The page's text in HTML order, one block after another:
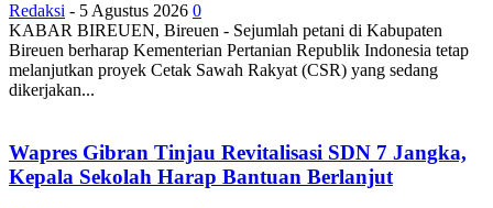
Redaksi - 5 Agustus 2026 0
KABAR BIREUEN, Bireuen - Sejumlah petani di Kabupaten
Bireuen berharap Kementerian Pertanian Republik Indonesia tetap
melanjutkan proyek Cetak Sawah Rakyat (CSR) yang sedang
dikerjakan...
Wapres Gibran Tinjau Revitalisasi SDN 7 Jangka,
Kepala Sekolah Harap Bantuan Berlanjut